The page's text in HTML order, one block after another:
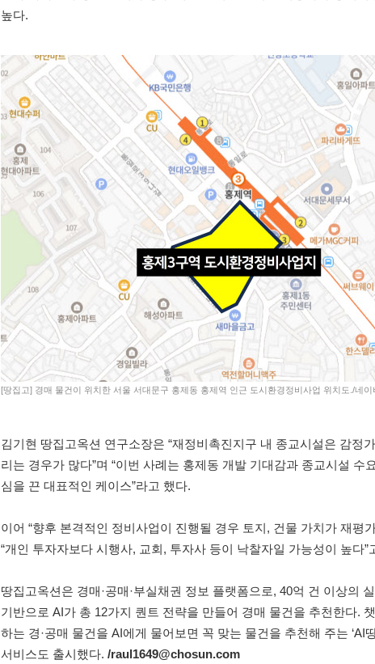
높다.
[땅집고] 경매 물건이 위치한 서울 서대문구 홍제동 홍제역 인근 도시환경정비사업 위치도./네이
김기현 땅집고옥션 연구소장은 “재정비촉진지구 내 종교시설은 감정
리는 경우가 많다”며 “이번 사례는 홍제동 개발 기대감과 종교시설 수
심을 끈 대표적인 케이스”라고 했다.
이어 “향후 본격적인 정비사업이 진행될 경우 토지, 건물 가치가 재평
“개인 투자자보다 시행사, 교회, 투자사 등이 낙찰자일 가능성이 높다”
땅집고옥션은 경매·공매·부실채권 정보 플랫폼으로, 40억 건 이상의
기반으로 AI가 총 12가지 퀀트 전략을 만들어 경매 물건을 추천한다.
하는 경·공매 물건을 AI에게 물어보면 꼭 맞는 물건을 추천해 주는 ‘AI
서비스도 출시했다. /raul1649@chosun.com